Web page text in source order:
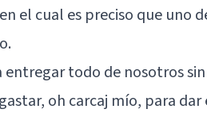
el cual es preciso que uno
todo de nosotros
oh carcaj mío, para